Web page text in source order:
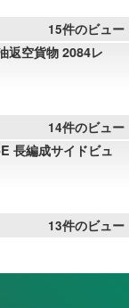
15件のビュー
返空貨物 2084レ
14件のビュー
長編成サイドビュ
13件のビュー